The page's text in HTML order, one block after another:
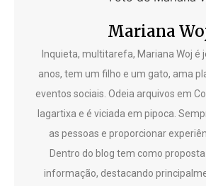
Mariana
Inquieta, multitarefa, Mariana Woj é
anos, tem um filho e um gato, ama
eventos sociais. Odeia arquivos em
lagartixa e é viciada em pipoca.
as pessoas e proporcionar
Dentro do blog tem como
informação, destacando